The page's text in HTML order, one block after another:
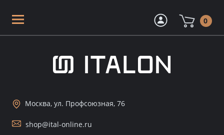
0
Москва, ул. Профсоюзная, 76
shop@ital-online.ru